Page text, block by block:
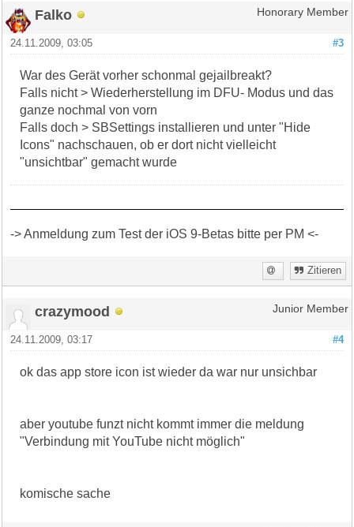
Falko Honorary Member
#3
24.11.2009, 03:05
War des Gerät vorher schonmal gejailbreakt?
Falls nicht > Wiederherstellung im DFU- Modus und das
ganze nochmal von vorn
Falls doch > SBSettings installieren und unter "Hide
Icons" nachschauen, ob er dort nicht vielleicht
"unsichtbar" gemacht wurde
-> Anmeldung zum Test der iOS 9-Betas bitte per PM <-
Zitieren
crazymood Junior Member
#4
24.11.2009, 03:17
ok das app store icon ist wieder da war nur unsichbar
aber youtube funzt nicht kommt immer die meldung
"Verbindung mit YouTube nicht möglich"
komische sache